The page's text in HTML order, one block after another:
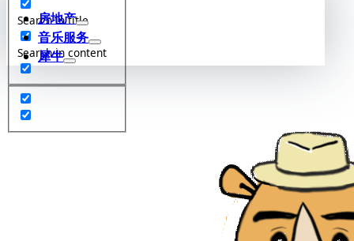
Search in title
Search in content
房地产
音乐服务
犀牛